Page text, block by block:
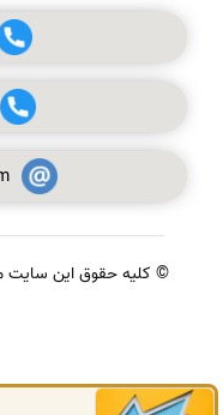
© کلیه حقوق این سایت